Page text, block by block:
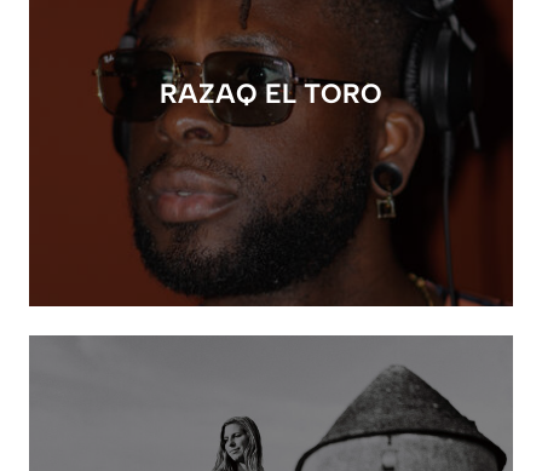
RAZAQ EL TORO